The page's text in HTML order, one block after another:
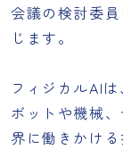
会議の検討委
じます。
フィジカルAI
ボットや機械
界に働きかけ